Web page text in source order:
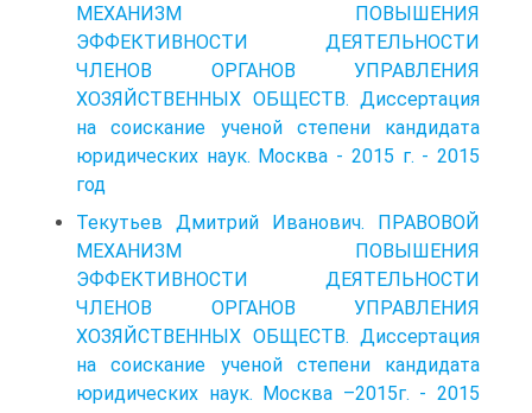
МЕХАНИЗМ ПОВЫШЕНИЯ
ЭФФЕКТИВНОСТИ ДЕЯТЕЛЬНОСТИ
ЧЛЕНОВ ОРГАНОВ УПРАВЛЕНИЯ
ХОЗЯЙСТВЕННЫХ ОБЩЕСТВ. Диссертация
на соискание ученой степени кандидата
юридических наук. Москва - 2015 г. - 2015
год
Текутьев Дмитрий Иванович. ПРАВОВОЙ
МЕХАНИЗМ ПОВЫШЕНИЯ
ЭФФЕКТИВНОСТИ ДЕЯТЕЛЬНОСТИ
ЧЛЕНОВ ОРГАНОВ УПРАВЛЕНИЯ
ХОЗЯЙСТВЕННЫХ ОБЩЕСТВ. Диссертация
на соискание ученой степени кандидата
юридических наук. Москва –2015г. - 2015